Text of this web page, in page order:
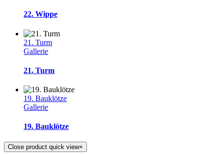
22. Wippe
21. Turm
Gallerie
21. Turm
19. Bauklötze
Gallerie
19. Bauklötze
Close product quick view×